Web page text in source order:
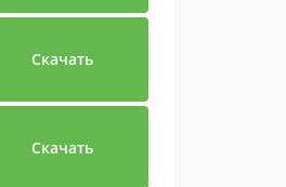
Скачать
Скачать